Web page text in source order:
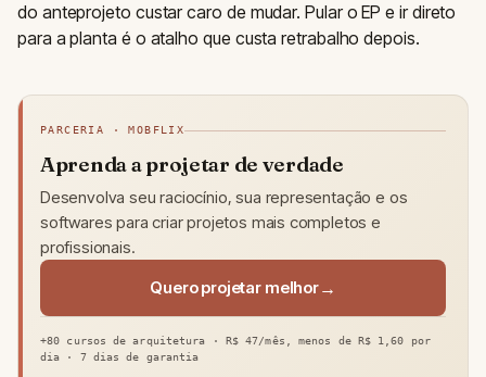
do anteprojeto custar caro de mudar. Pular o EP e ir direto
para a planta é o atalho que custa retrabalho depois.
PARCERIA · MOBFLIX
Aprenda a projetar de verdade
Desenvolva seu raciocínio, sua representação e os
softwares para criar projetos mais completos e
profissionais.
Quero projetar melhor
+80 cursos de arquitetura · R$ 47/mês, menos de R$ 1,60 por
dia · 7 dias de garantia